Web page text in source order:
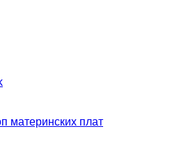
материнских плат